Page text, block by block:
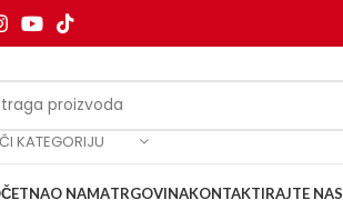
KATEGORIJU
O NAMATRGOVINAKONTAKTIRAJTE NAS